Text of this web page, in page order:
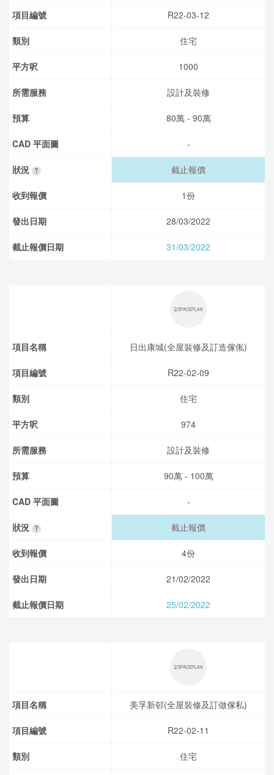
項目編號 R22-03-12
類別 住宅
平方呎 1000
所需服務 設計及裝修
預算 80萬 - 90萬
CAD 平面圖 -
狀況 截止報價
收到報價 1份
發出日期 28/03/2022
截止報價日期 31/03/2022
項目名稱 日出康城(全屋裝修及訂造傢俬)
項目編號 R22-02-09
類別 住宅
平方呎 974
所需服務 設計及裝修
預算 90萬 - 100萬
CAD 平面圖 -
狀況 截止報價
收到報價 4份
發出日期 21/02/2022
截止報價日期 25/02/2022
項目名稱 美孚新邨(全屋裝修及訂做傢私)
項目編號 R22-02-11
類別 住宅